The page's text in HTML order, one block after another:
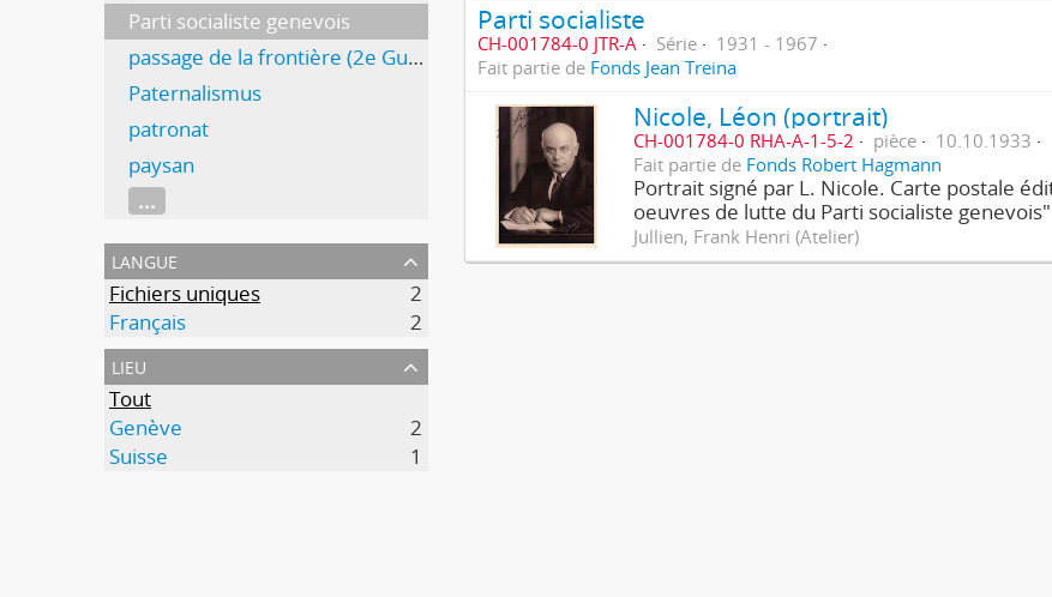
Parti socialiste genevois
passage de la frontière (2e Guerre mondiale)
Paternalismus
patronat
paysan
...
langue
Fichiers uniques
2
Français
2
lieu
Tout
Genève
2
Suisse
1
Parti socialiste
CH-001784-0 JTR-A Série
1931 - 1967
Fait partie de Fonds Jean Treina
Nicole, Léon (portrait)
CH-001784-0 RHA-A-1-5-2 pièce
10.10.1933
Fait partie de Fonds Robert Hagmann
Portrait signé par L. Nicole. Carte postale
oeuvres de lutte du Parti socialiste
Jullien, Frank Henri (Atelier)